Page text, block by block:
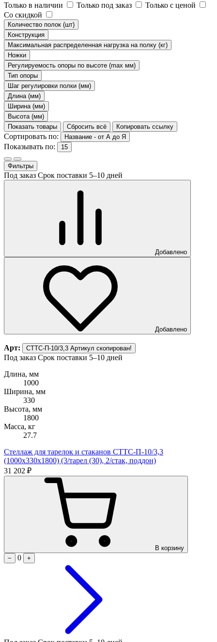
Только в наличии Только под заказ
Только с ценой
Со скидкой
Количество полок (шт)
Конструкция
Максимальная распределенная нагрузка на полку (кг)
Ножки
Регулируемость опоры по высоте (max мм)
Тип опоры
Шаг регулировки полки (мм)
Длина (мм)
Ширина (мм)
Высота (мм)
Показать товары
Сбросить всё Копировать ссылку
Сортировать по: Название - от А до Я
Показывать по: 15
Фильтры
Под заказ Срок поставки 5–10 дней
Добавлено
Добавлено
Арт: СТТС-П-10/3,3 Артикул скопирован!
Под заказ Срок поставки 5–10 дней
Длина, мм
1000
Ширина, мм
330
Высота, мм
1800
Масса, кг
27.7
Стеллаж для тарелок и стаканов СТТС-П-10/3,3
(1000х330х1800) (3/тарел (30), 2/стак, поддон)
31 202 ₽
В корзину
−
0 +